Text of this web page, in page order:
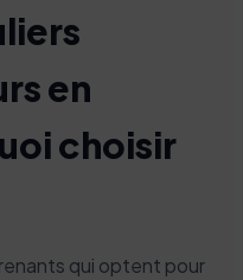
en
choisir
qui optent pour